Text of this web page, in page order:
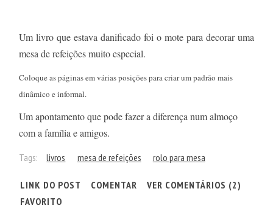
Um livro que estava danificado foi o mote para decorar uma
mesa de refeições muito especial.
Coloque as páginas em várias posições para criar um padrão mais
dinâmico e informal.
Um apontamento que pode fazer a diferença num almoço
com a família e amigos.
Tags: livros mesa de refeições rolo para mesa
LINK DO POST COMENTAR
VER COMENTÁRIOS (2)
FAVORITO